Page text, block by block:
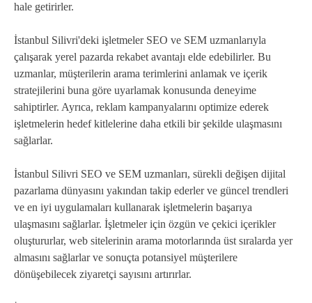
hale getirirler.
İstanbul Silivri'deki işletmeler SEO ve SEM uzmanlarıyla
çalışarak yerel pazarda rekabet avantajı elde edebilirler. Bu
uzmanlar, müşterilerin arama terimlerini anlamak ve içerik
stratejilerini buna göre uyarlamak konusunda deneyime
sahiptirler. Ayrıca, reklam kampanyalarını optimize ederek
işletmelerin hedef kitlelerine daha etkili bir şekilde ulaşmasını
sağlarlar.
İstanbul Silivri SEO ve SEM uzmanları, sürekli değişen dijital
pazarlama dünyasını yakından takip ederler ve güncel trendleri
ve en iyi uygulamaları kullanarak işletmelerin başarıya
ulaşmasını sağlarlar. İşletmeler için özgün ve çekici içerikler
oluştururlar, web sitelerinin arama motorlarında üst sıralarda yer
almasını sağlarlar ve sonuçta potansiyel müşterilere
dönüşebilecek ziyaretçi sayısını artırırlar.